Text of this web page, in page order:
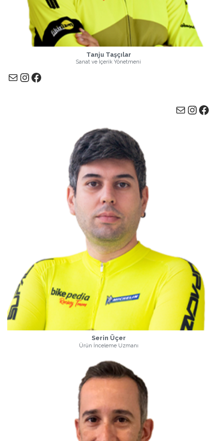
Tanju Taşçılar
Sanat ve İçerik Yönetmeni
E-posta InstagramFacebook
E-posta InstagramFacebook
Serin Üçer
Ürün İnceleme Uzmanı